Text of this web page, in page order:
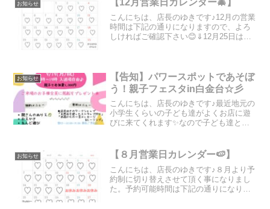
お知らせ 【12月営業日カレンダー🎄】
こんにちは、店長のゆきです♪12月の営業
時間は下記の通りになりますので、よろ
しければご確認下さい😊⇓12月25日は店
迎え致します😊そ...
お知らせ
【告知】パワースポットであそぼ
う！親子フェスタin白金台☆彡
こんにちは、店長のゆきです♪最近地元の
小学生くらいの子ども達がよくお店に遊
びに来てくれます✨なので子ども達と店
し混乱する時があります😂\ そんなパワ
フルな子ども達に向けて...
お知らせ 【８月営業日カレンダー🍉】
こんにちは、店長のゆきです♪８月より予
約制に切り替えさせて頂く事になりまし
た。予約可能時間は下記の通りになりま